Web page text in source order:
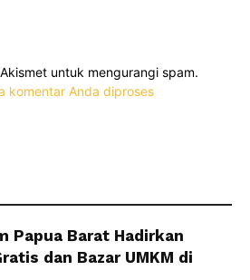
untuk mengurangi spam.
komentar Anda diproses
Papua Barat Hadirkan
dan Bazar UMKM di